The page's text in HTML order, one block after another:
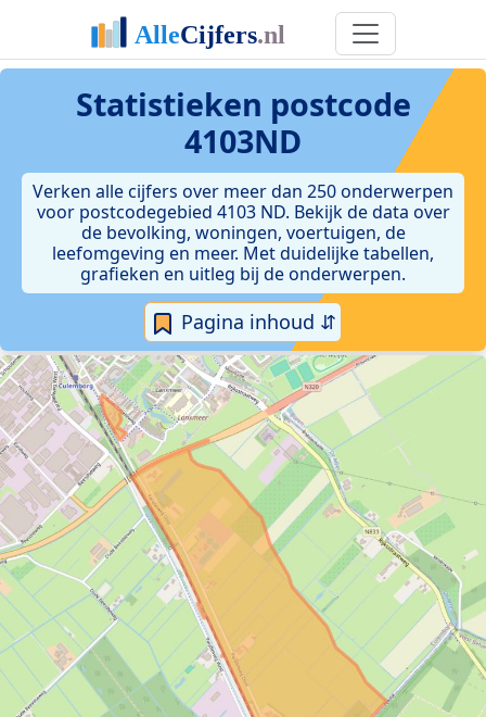
Statistieken postcode
4103ND
Verken alle cijfers over meer dan 250 onderwerpen
voor postcodegebied 4103 ND. Bekijk de data over
de bevolking, woningen, voertuigen, de
leefomgeving en meer. Met duidelijke tabellen,
grafieken en uitleg bij de onderwerpen.
Pagina inhoud ⇵